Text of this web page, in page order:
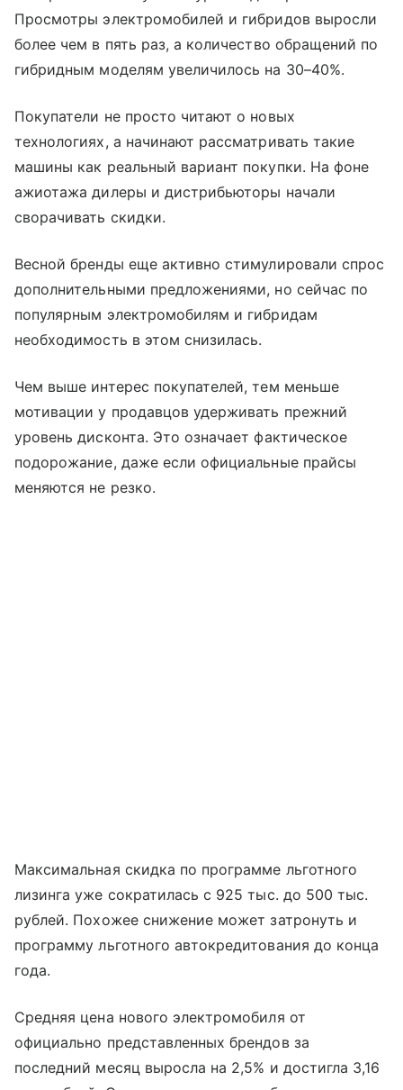
Просмотры электромобилей и гибридов выросли
более чем в пять раз, а количество обращений по
гибридным моделям увеличилось на 30–40%.
Покупатели не просто читают о новых
технологиях, а начинают рассматривать такие
машины как реальный вариант покупки. На фоне
ажиотажа дилеры и дистрибьюторы начали
сворачивать скидки.
Весной бренды еще активно стимулировали спрос
дополнительными предложениями, но сейчас по
популярным электромобилям и гибридам
необходимость в этом снизилась.
Чем выше интерес покупателей, тем меньше
мотивации у продавцов удерживать прежний
уровень дисконта. Это означает фактическое
подорожание, даже если официальные прайсы
меняются не резко.
Максимальная скидка по программе льготного
лизинга уже сократилась с 925 тыс. до 500 тыс.
рублей. Похожее снижение может затронуть и
программу льготного автокредитования до конца
года.
Средняя цена нового электромобиля от
официально представленных брендов за
последний месяц выросла на 2,5% и достигла 3,16